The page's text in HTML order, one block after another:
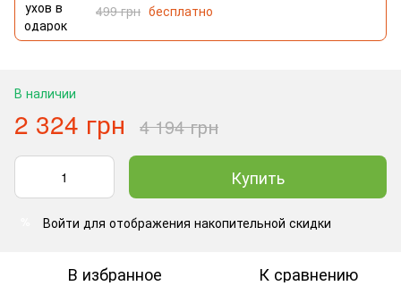
499 грн бесплатно
В наличии
2 324 грн 4 194 грн
Купить
Войти для отображения накопительной скидки
В избранное К сравнению